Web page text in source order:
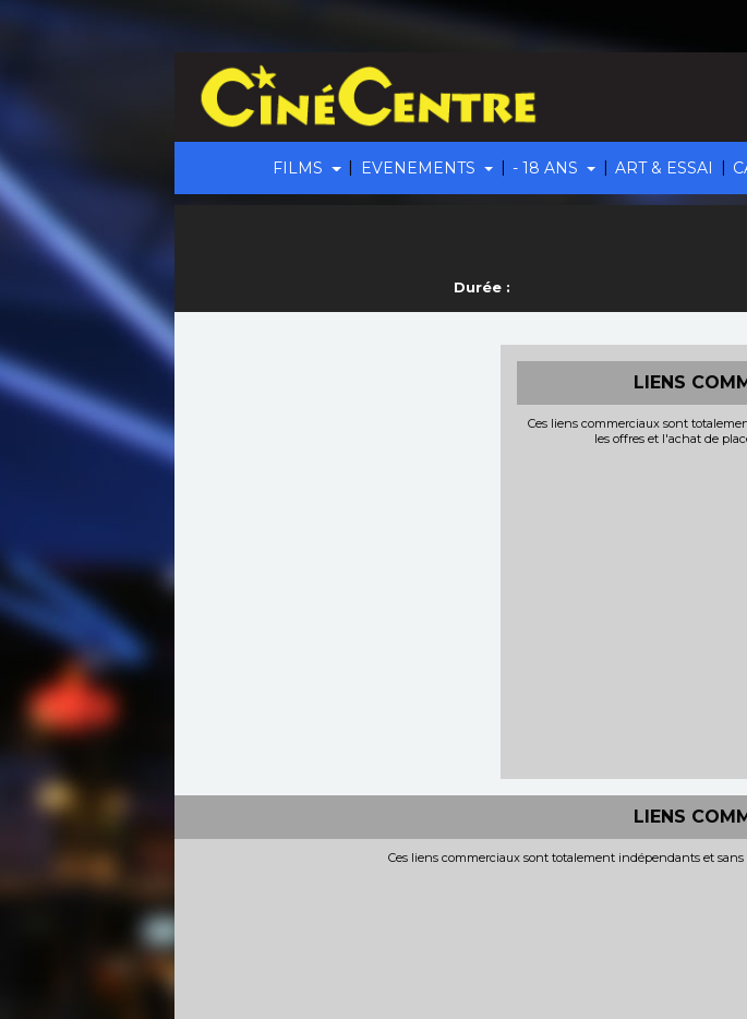
FILMS | EVENEMENTS | - 18 ANS | ART & ESSAI |
Durée :
LIENS
Ces liens commerciaux sont
les offres et l'achat de
LIENS
Ces liens commerciaux sont totalement indépendants et